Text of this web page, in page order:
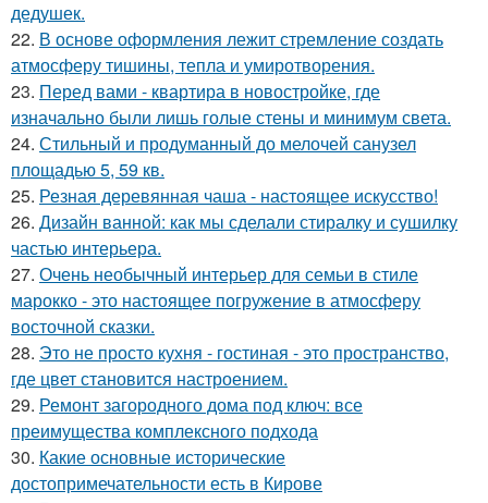
дедушек.
22. В основе оформления лежит стремление создать
атмосферу тишины, тепла и умиротворения.
23. Перед вами - квартира в новостройке, где
изначально были лишь голые стены и минимум света.
24. Стильный и продуманный до мелочей санузел
площадью 5, 59 кв.
25. Резная деревянная чаша - настоящее искусство!
26. Дизайн ванной: как мы сделали стиралку и сушилку
частью интерьера.
27. Очень необычный интерьер для семьи в стиле
марокко - это настоящее погружение в атмосферу
восточной сказки.
28. Это не просто кухня - гостиная - это пространство,
где цвет становится настроением.
29. Ремонт загородного дома под ключ: все
преимущества комплексного подхода
30. Какие основные исторические
достопримечательности есть в Кирове